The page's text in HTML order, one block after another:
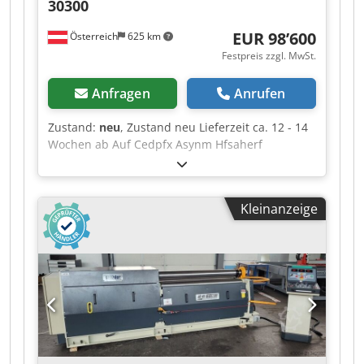
Österreich 625 km
30300
EUR 98’600
Festpreis zzgl. MwSt.
Anfragen Anrufen
Zustand: neu, Zustand neu Lieferzeit ca. 12 - 14
Wochen ab Auf Cedpfx Asynm Hfsaherf
Ursprungsland Türkei Preis 98600 € Leasingrate
1863.54 € Biegelänge 3100 mm Max.
Biegekapazität - Baustahl 16 mm Max.
Blechstärke ohne Anbiegung bei D=5x
Oberwalze 16 mm Max. Blechstärke ohne
Anbiegung bei D=3x Oberwalze 13 mm Max.
Blechstärke ohne Anbiegung bei D=1,5x Oberwal
16 mm Max. Blechstärke mit Anbiegung bei D=5x
Oberwalzen 14 mm Max. Blechstärke mit
Anbiegung bei D=1,5x Oberwalz 12 mm
Oberwalzendurchmesser 300 mm
Unterwalzendurchmesser 300 mm
Kleinanzeige